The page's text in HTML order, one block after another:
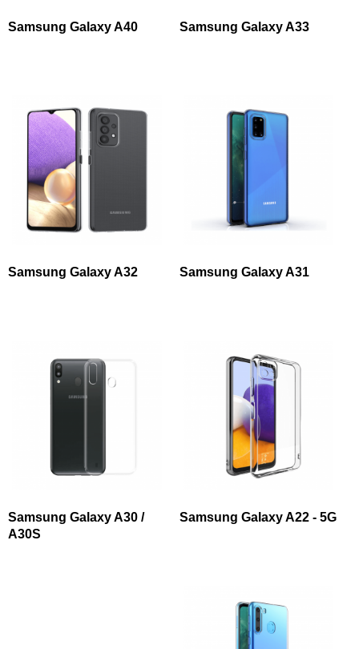
Samsung Galaxy A40 Samsung Galaxy A33
Samsung Galaxy A32 Samsung Galaxy A31
Samsung Galaxy A30 /
A30S
Samsung Galaxy A22 - 5G